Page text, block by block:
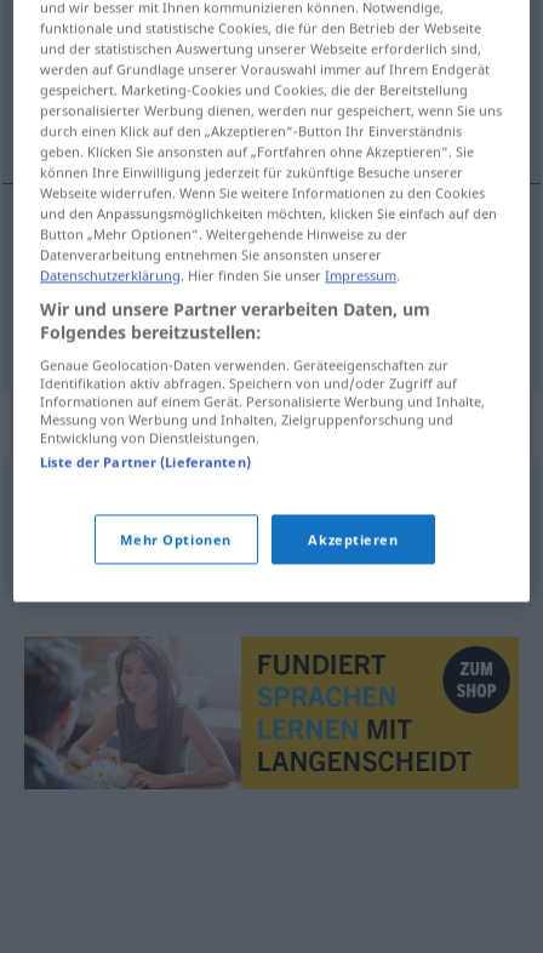
Übersicht aller Übersetzungen
(Für mehr Details die Übersetzung anklicken/antippen)
sıkılmak...
Beispiele
sich genieren(zu tunyapmaya)
sıkılmak,utanmak
Synonyme für "genieren"
© OpenThesaurus.de
und wir besser mit Ihnen kommunizieren können. Notwendige,
funktionale und statistische Cookies, die für den Betrieb der Webseite
und der statistischen Auswertung unserer Webseite erforderlich sind,
werden auf Grundlage unserer Vorauswahl immer auf Ihrem Endgerät
gespeichert. Marketing-Cookies und Cookies, die der Bereitstellung
personalisierter Werbung dienen, werden nur gespeichert, wenn Sie uns
durch einen Klick auf den „Akzeptieren“-Button Ihr Einverständnis
geben. Klicken Sie ansonsten auf „Fortfahren ohne Akzeptieren“. Sie
können Ihre Einwilligung jederzeit für zukünftige Besuche unserer
Webseite widerrufen. Wenn Sie weitere Informationen zu den Cookies
und den Anpassungsmöglichkeiten möchten, klicken Sie einfach auf den
Button „Mehr Optionen“. Weitergehende Hinweise zu der
Datenverarbeitung entnehmen Sie ansonsten unserer
Datenschutzerklärung. Hier finden Sie unserImpressum.
Wir und unsere Partner verarbeiten Daten, um
Folgendes bereitzustellen:
Genaue Geolocation-Daten verwenden. Geräteeigenschaften zur
Identifikation aktiv abfragen. Speichern von und/oder Zugriff auf
Informationen auf einem Gerät. Personalisierte Werbung und Inhalte,
Messung von Werbung und Inhalten, Zielgruppenforschung und
Entwicklung von Dienstleistungen.
Liste der Partner (Lieferanten)
Mehr Optionen Akzeptieren